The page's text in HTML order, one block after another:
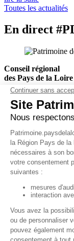
Toutes les actualités
En direct
Conseil régional
des Pays de la Loire
Hôtel de Région
1, rue de la Loire
44966 Nantes Cedex
Actualités
Agenda
EXPLORER
Explorations
Décorer
Médiathèque